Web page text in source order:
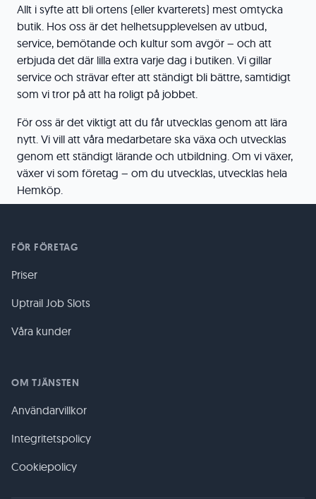
Allt i syfte att bli ortens (eller kvarterets) mest omtycka
butik. Hos oss är det helhetsupplevelsen av utbud,
service, bemötande och kultur som avgör – och att
erbjuda det där lilla extra varje dag i butiken. Vi gillar
service och strävar efter att ständigt bli bättre, samtidigt
som vi tror på att ha roligt på jobbet.
För oss är det viktigt att du får utvecklas genom att lära
nytt. Vi vill att våra medarbetare ska växa och utvecklas
genom ett ständigt lärande och utbildning. Om vi växer,
växer vi som företag – om du utvecklas, utvecklas hela
Hemköp.
FÖR FÖRETAG
Priser
Uptrail Job Slots
Våra kunder
OM TJÄNSTEN
Användarvillkor
Integritetspolicy
Cookiepolicy